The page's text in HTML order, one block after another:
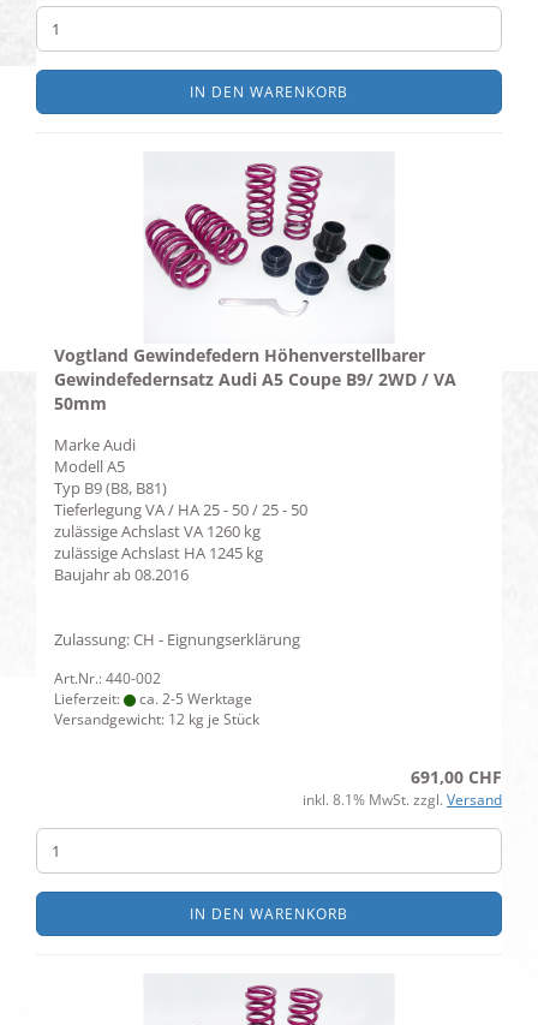
IN DEN WARENKORB
Vogtland Gewindefedern Höhenverstellbarer
Gewindefedernsatz Audi A5 Coupe B9/ 2WD / VA
50mm
MarkeAudi
ModellA5
Typ B9 (B8, B81)
Tieferlegung VA / HA25 - 50 / 25 - 50
zulässige Achslast VA 1260 kg
zulässige Achslast HA 1245 kg
Baujahr ab08.2016
Zulassung: CH - Eignungserklärung
Art.Nr.: 440-002
Lieferzeit:
ca. 2-5 Werktage
Versandgewicht: 12 kg je Stück
691,00 CHF
inkl. 8.1% MwSt. zzgl. Versand
IN DEN WARENKORB